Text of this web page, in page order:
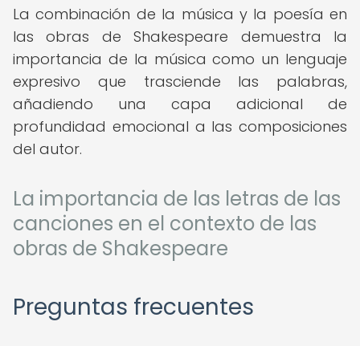
La combinación de la música y la poesía en
las obras de Shakespeare demuestra la
importancia de la música como un lenguaje
expresivo que trasciende las palabras,
añadiendo una capa adicional de
profundidad emocional a las composiciones
del autor.
La importancia de las letras de las
canciones en el contexto de las
obras de Shakespeare
Preguntas frecuentes